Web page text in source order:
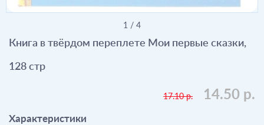
1 / 4
Книга в твёрдом переплете Мои первые сказки,
128 стр
17.10 р. 14.50 р.
Характеристики